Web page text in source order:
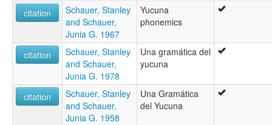
citation
Schauer, Stanley
and Schauer,
Junia G. 1967
Yucuna
phonemics
citation
Schauer, Stanley
and Schauer,
Junia G. 1978
Una gramática del
yucuna
citation
Schauer, Stanley
and Schauer,
Junia G. 1958
Una Gramática
del Yucuna